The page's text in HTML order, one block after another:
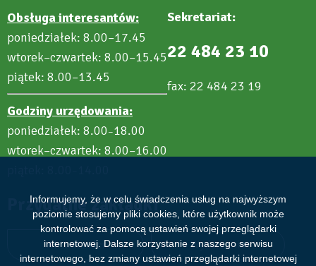
Informujemy, że w celu świadczenia usług na najwyższym
poziomie stosujemy pliki cookies, które użytkownik może
kontrolować za pomocą ustawień swojej przeglądarki
internetowej. Dalsze korzystanie z naszego serwisu
internetowego, bez zmiany ustawień przeglądarki internetowej
Obsługa interesantów:
poniedziałek: 8.00–17.45
wtorek–czwartek: 8.00–15.45
piątek: 8.00–13.45
Godziny urzędowania:
poniedziałek: 8.00–18.00
wtorek–czwartek: 8.00–16.00
Sekretariat:
22 484 23 10
fax: 22 484 23 19
Przydatne zakładki
Aktualności Wydarzenia